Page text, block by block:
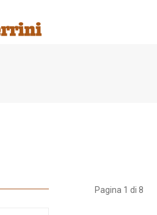
Pagina 1 di 8